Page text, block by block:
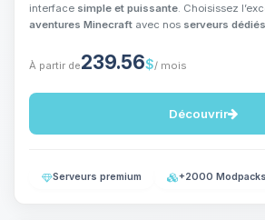
interface simple et puissante. Choisissez
aventures Minecraft avec nos serveurs dédiés
À partir de239.56$/ mois
Découvrir
Serveurs premium +2000 Modpacks